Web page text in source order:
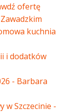
ofertę
kuchnia
i dodatków
- Barbara
w Szczecinie -